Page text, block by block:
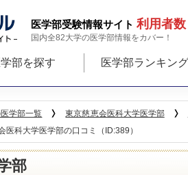
医学部受験情報サイト 利用者数
国内全82大学の医学部情報をカバー！
部を探す 医学部ランキング
学部一覧 東京慈恵会医科大学医学部
医科大学医学部の口コミ（ID:389）
部